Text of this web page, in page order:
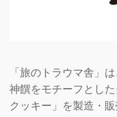
「旅のトラウマ舎」
神饌をモチーフとし
クッキー」を製造・